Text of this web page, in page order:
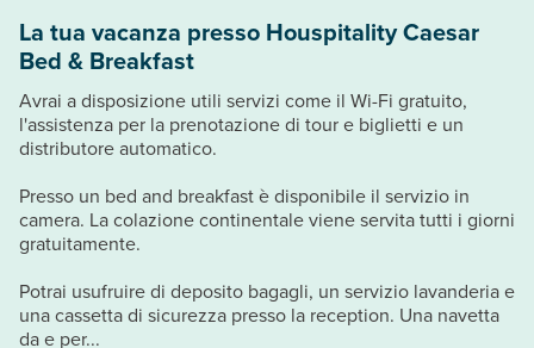
La tua vacanza presso Houspitality Caesar
Bed & Breakfast
Avrai a disposizione utili servizi come il Wi-Fi gratuito,
l'assistenza per la prenotazione di tour e biglietti e un
distributore automatico.
Presso un bed and breakfast è disponibile il servizio in
camera. La colazione continentale viene servita tutti i giorni
gratuitamente.
Potrai usufruire di deposito bagagli, un servizio lavanderia e
una cassetta di sicurezza presso la reception. Una navetta
da e per...